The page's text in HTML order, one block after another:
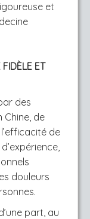
et
ET
des
Chine, de
de
douleurs
part, au